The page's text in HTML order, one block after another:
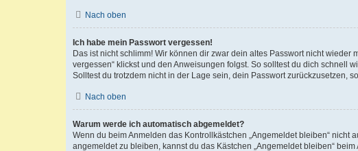
Nach oben
Ich habe mein Passwort vergessen!
Das ist nicht schlimm! Wir können dir zwar dein altes Passwort nicht
vergessen“ klickst und den Anweisungen folgst. So solltest du dich schnell
Solltest du trotzdem nicht in der Lage sein, dein Passwort zurückzusetzen,
Nach oben
Warum werde ich automatisch abgemeldet?
Wenn du beim Anmelden das Kontrollkästchen „Angemeldet bleiben“
angemeldet zu bleiben, kannst du das Kästchen „Angemeldet bleiben“